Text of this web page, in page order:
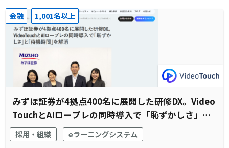
金融 1,001名以上
みずほ証券が4拠点400名に展開した研修DX。Video
TouchとAIロープレの同時導入で「恥ずかしさ」と
「待機時間」を解消
採用・組織
eラーニングシステム